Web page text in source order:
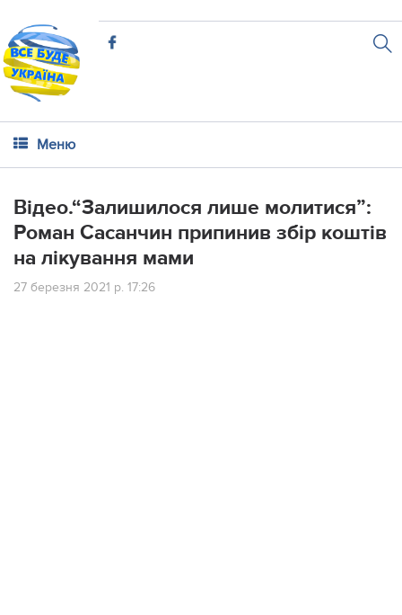
Меню
Відео.“Залишилося лише молитися”:
Роман Сасанчин припинив збір коштів
на лікування мами
27 березня 2021 р. 17:26